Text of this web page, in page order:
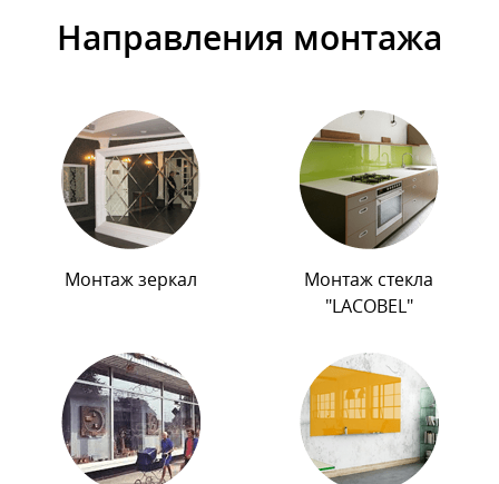
Направления монтажа
Монтаж зеркал
Монтаж стекла
"LACOBEL"